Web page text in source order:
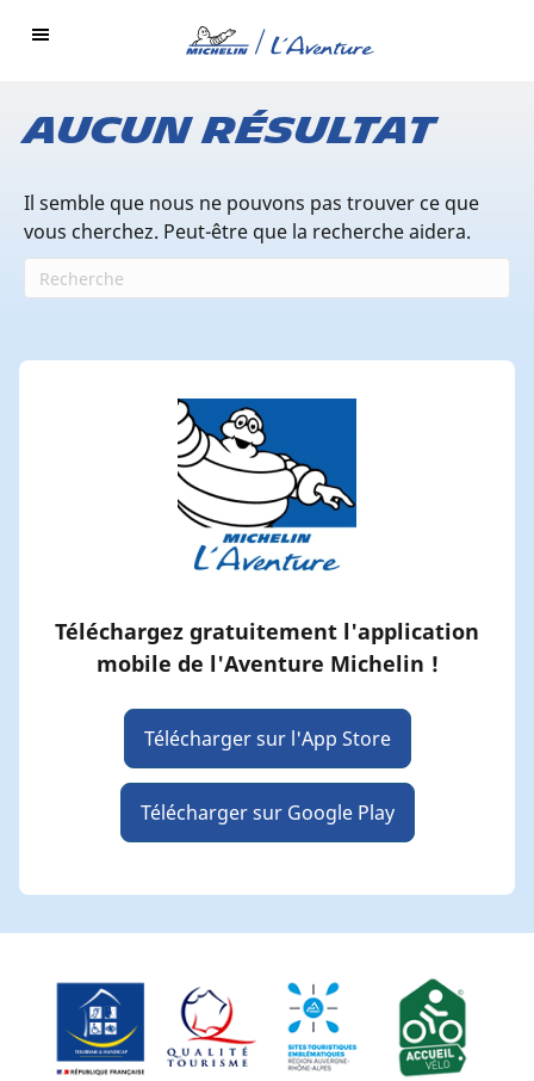
Aucun résultat
Il semble que nous ne pouvons pas trouver ce que
vous cherchez. Peut-être que la recherche aidera.
Téléchargez gratuitement l'application
mobile de l'Aventure Michelin !
Télécharger sur l'App Store
Télécharger sur Google Play